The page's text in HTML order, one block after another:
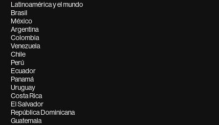
Latinoamérica y el mundo
Brasil
México
Argentina
Colombia
Venezuela
Chile
Perú
Ecuador
Panamá
Uruguay
Costa Rica
El Salvador
República Dominicana
Guatemala